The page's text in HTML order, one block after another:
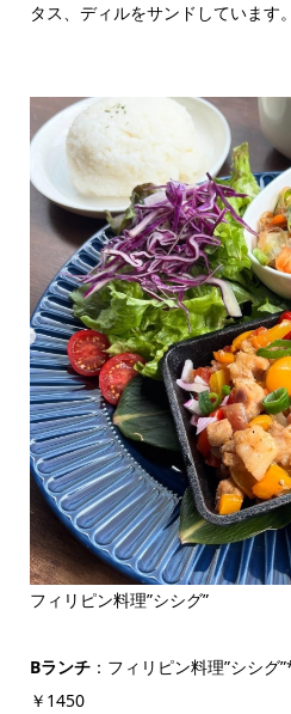
タス、ディルをサンドしています。
フィリピン料理”シシグ”
Bランチ：フィリピン料理”シシ
￥1450